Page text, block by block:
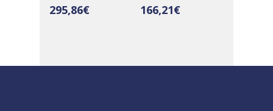
295,86€ 166,21€